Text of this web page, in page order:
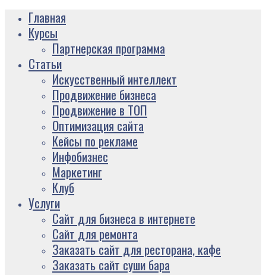
Главная
Курсы
Партнерская программа
Статьи
Искусственный интеллект
Продвижение бизнеса
Продвижение в ТОП
Оптимизация сайта
Кейсы по рекламе
Инфобизнес
Маркетинг
Клуб
Услуги
Сайт для бизнеса в интернете
Сайт для ремонта
Заказать сайт для ресторана, кафе
Заказать сайт суши бара